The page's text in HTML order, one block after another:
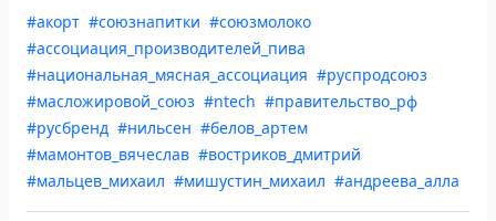
#акорт #союзнапитки #союзмолоко
#ассоциация_производителей_пива
#национальная_мясная_ассоциация #руспродсоюз
#масложировой_союз #ntech #правительство_рф
#русбренд #нильсен #белов_артем
#мамонтов_вячеслав #востриков_дмитрий
#мальцев_михаил #мишустин_михаил #андреева_алла